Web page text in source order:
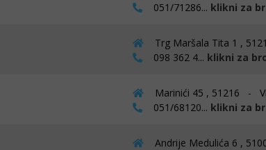
051/71286... klikni za
Trg Maršala Tita 1 ,
098 362 4... klikni za
Marinići 45 , 51216 -
051/68120... klikni za
Andrije Medulića 6 ,